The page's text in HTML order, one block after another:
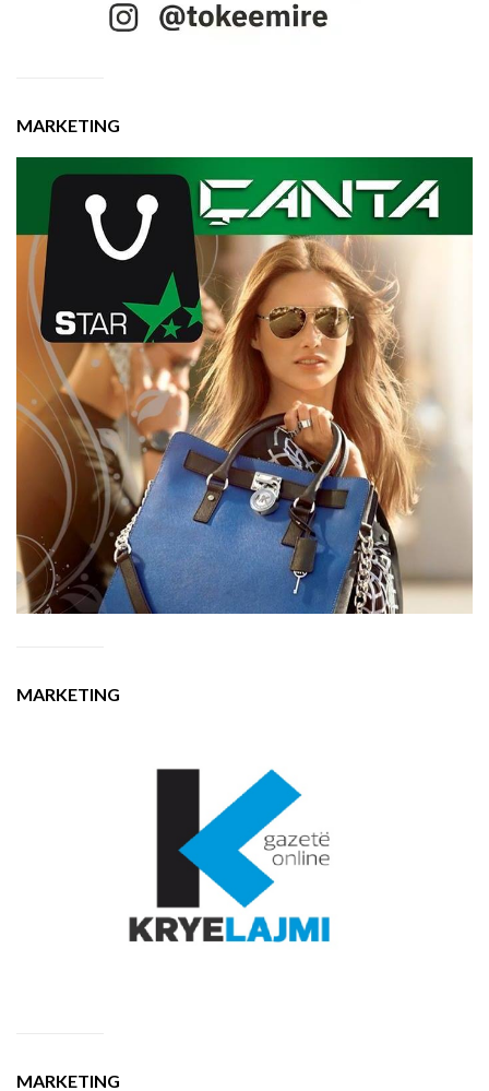
MARKETING
MARKETING
MARKETING